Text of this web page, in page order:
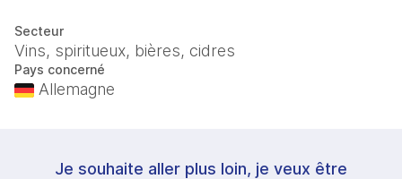
Secteur
Vins, spiritueux, bières, cidres
Pays concerné
Allemagne
Je souhaite aller plus loin, je veux être